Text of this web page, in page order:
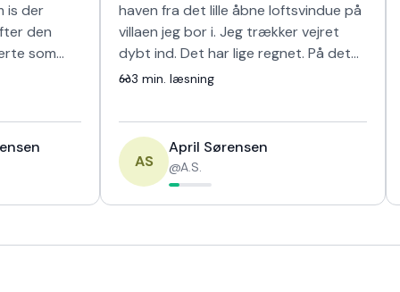
is der
den
som
haven fra det lille åbne loftsvindue på
villaen jeg bor i. Jeg trækker vejret
dybt ind. Det har lige regnet. På det
nyslåede græs og duften er himm…
3 min. læsning
AS
April Sørensen
@A.S.